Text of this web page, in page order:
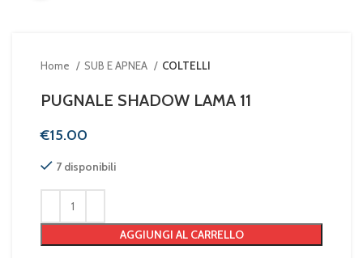
Home SUB E APNEA COLTELLI
PUGNALE SHADOW LAMA 11
€
7 disponibili
AGGIUNGI AL CARRELLO